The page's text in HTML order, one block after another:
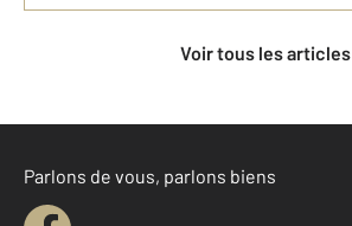
Voir tous les articles
Parlons de vous, parlons biens